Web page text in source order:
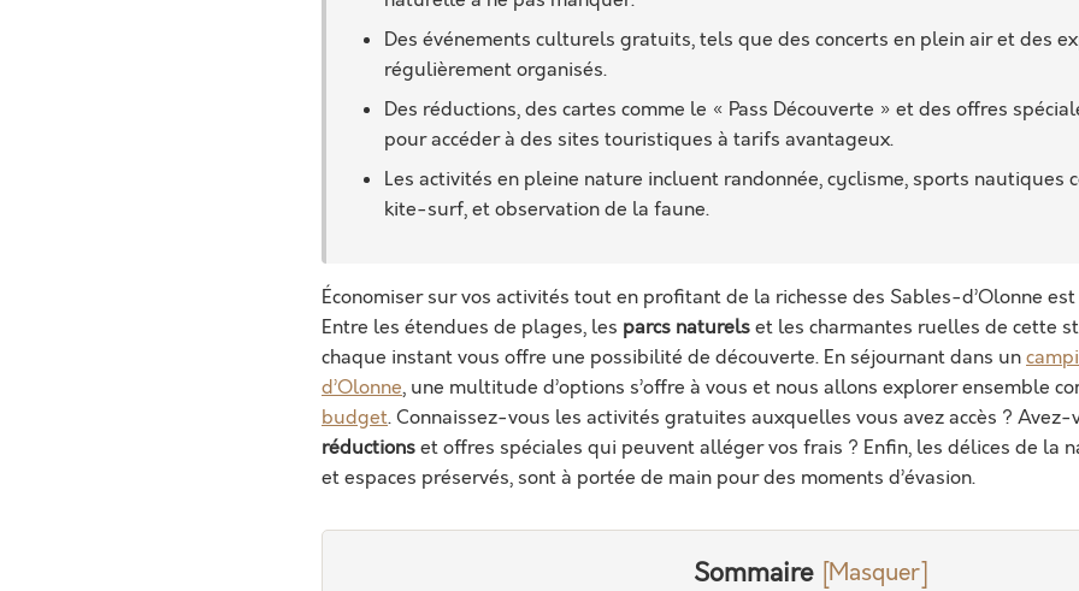
Des événements culturels gratuits, tels que des concerts en plein air et des
régulièrement organisés.
Des réductions, des cartes comme le « Pass Découverte » et des offres
pour accéder à des sites touristiques à tarifs avantageux.
Les activités en pleine nature incluent randonnée, cyclisme, sports nautiques
kite-surf, et observation de la faune.
Économiser sur vos activités tout en profitant de la richesse des Sables-d’Olonne
Entre les étendues de plages, les parcs naturelset les charmantes ruelles de cette
chaque instant vous offre une possibilité de découverte. En séjournant dans un
d’Olonne, une multitude d’options s’offre à vous et nous allons explorer ensemble
budget. Connaissez-vous les activités gratuites auxquelles vous avez accès ? Avez-
réductionset offres spéciales qui peuvent alléger vos frais ? Enfin, les délices de la
et espaces préservés, sont à portée de main pour des moments d’évasion.
Sommaire